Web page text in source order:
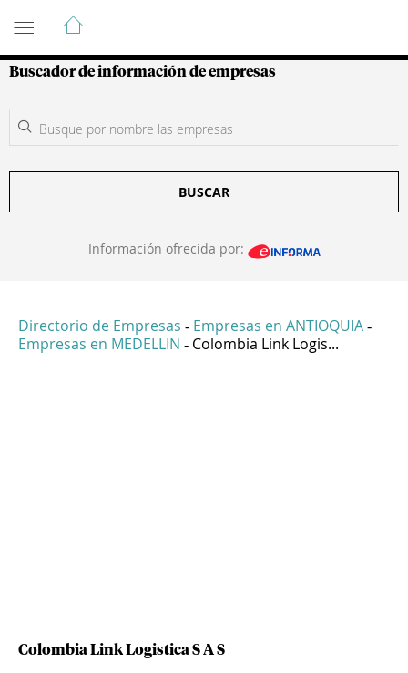
Guía de Empresas Colombianas
Buscador de información de empresas
BUSCAR
Información ofrecida por:
Directorio de Empresas - Empresas en ANTIOQUIA -
Empresas en MEDELLIN - Colombia Link Logis...
Colombia Link Logistica S A S